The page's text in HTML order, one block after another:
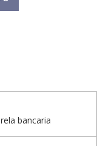
bancaria